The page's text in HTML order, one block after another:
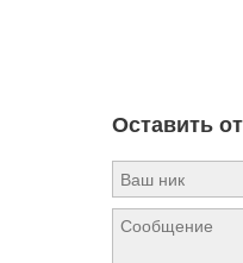
Оставить